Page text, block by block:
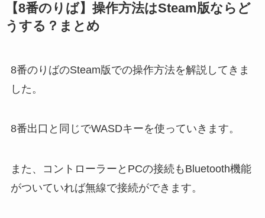
【8番のりば】操作方法はSteam版ならど
うする？まとめ
8番のりばのSteam版での操作方法を解説してきま
した。
8番出口と同じでWASDキーを使っていきます。
また、コントローラーとPCの接続もBluetooth機能
がついていれば無線で接続ができます。